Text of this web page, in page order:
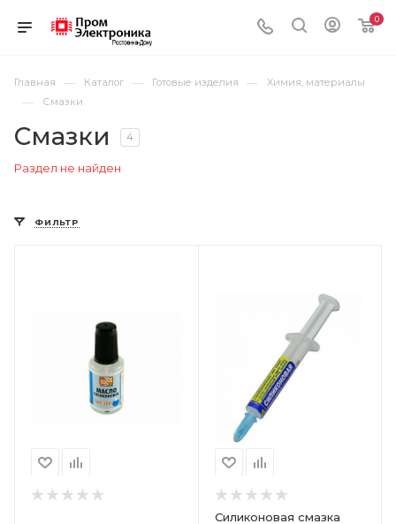
0
Главная — Каталог — Готовые изделия — Химия, материалы
— Смазки
Смазки 4
Раздел не найден
ФИЛЬТР
Силиконовая смазка